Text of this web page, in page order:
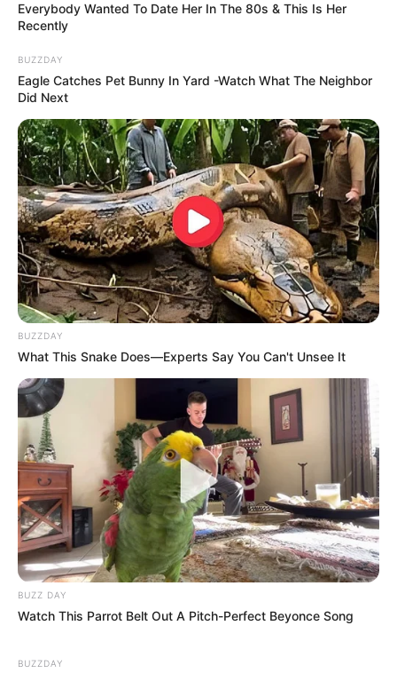
Everybody Wanted To Date Her In The 80s & This Is Her
Recently
BUZZDAY
Eagle Catches Pet Bunny In Yard -Watch What The Neighbor
Did Next
BUZZDAY
What This Snake Does—Experts Say You Can't Unsee It
BUZZ DAY
Watch This Parrot Belt Out A Pitch-Perfect Beyonce Song
BUZZDAY